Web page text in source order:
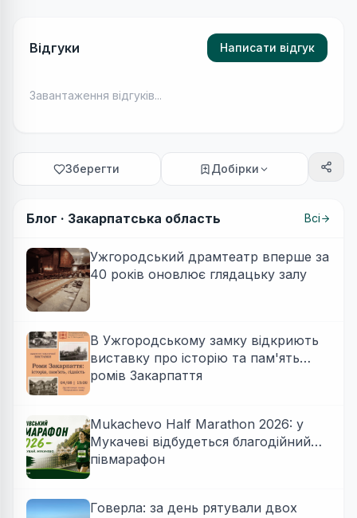
Відгуки Написати відгук
Завантаження відгуків...
Зберегти Добірки
Блог · Закарпатська область Всі
Ужгородський драмтеатр вперше за
40 років оновлює глядацьку залу
В Ужгородському замку відкриють
виставку про історію та пам'ять
ромів Закарпаття
Mukachevo Half Marathon 2026: у
Мукачеві відбудеться благодійний
півмарафон
Говерла: за день рятували двох